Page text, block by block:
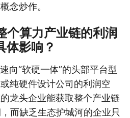
念炒作。
个算力产业链的利润
体影响？
向“软硬一体”的头部平台型
纯硬件设计公司的利润空
龙头企业能获取整个产业链
而缺乏生态护城河的企业只